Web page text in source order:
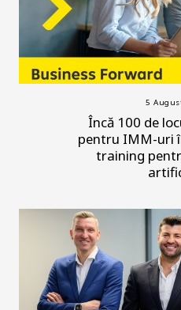
5
Încă 100 de
pentru IMM-uri
training